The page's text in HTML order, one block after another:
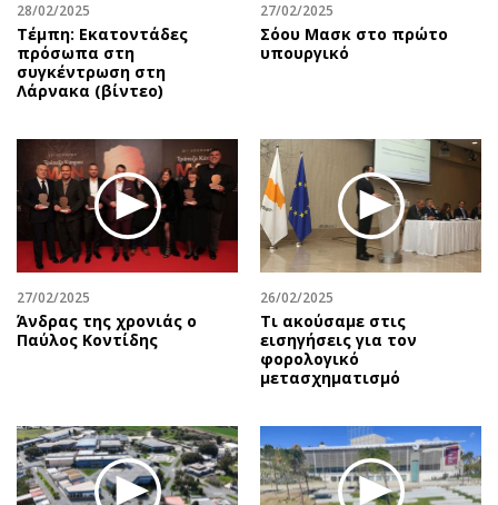
28/02/2025
Τέμπη: Εκατοντάδες
πρόσωπα στη
συγκέντρωση στη
Λάρνακα (βίντεο)
27/02/2025
Σόου Μασκ στο πρώτο
υπουργικό
27/02/2025
Άνδρας της χρονιάς ο
Παύλος Κοντίδης
26/02/2025
Τι ακούσαμε στις
εισηγήσεις για τον
φορολογικό
μετασχηματισμό